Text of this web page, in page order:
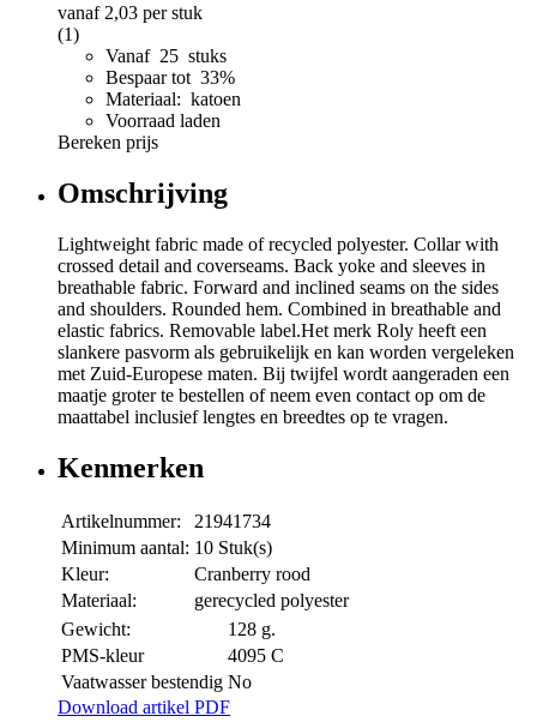
vanaf 2,03 per stuk
(1)
Vanaf 25 stuks
Bespaar tot 33%
Materiaal: katoen
Voorraad laden
Bereken prijs
Omschrijving
Lightweight fabric made of recycled polyester. Collar with
crossed detail and coverseams. Back yoke and sleeves in
breathable fabric. Forward and inclined seams on the sides
and shoulders. Rounded hem. Combined in breathable and
elastic fabrics. Removable label.Het merk Roly heeft een
slankere pasvorm als gebruikelijk en kan worden vergeleken
met Zuid-Europese maten. Bij twijfel wordt aangeraden een
maatje groter te bestellen of neem even contact op om de
maattabel inclusief lengtes en breedtes op te vragen.
Kenmerken
Artikelnummer:
21941734
Minimum aantal: 10 Stuk(s)
Kleur:
Cranberry rood
Materiaal:
gerecycled polyester
Gewicht:
128 g.
PMS-kleur
4095 C
Vaatwasser bestendig No
Download artikel PDF